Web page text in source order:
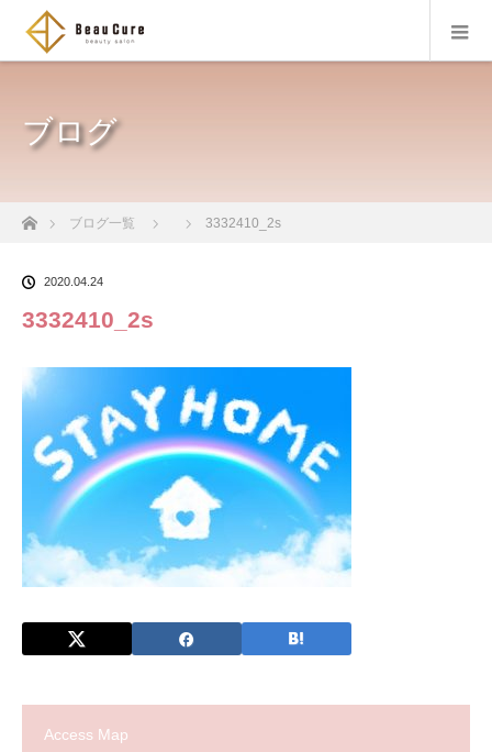
ブログ
ホームブログ一覧 3332410_2s
2020.04.24
3332410_2s
Access Map